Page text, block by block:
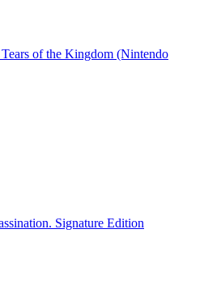
of the Kingdom (Nintendo
Signature Edition